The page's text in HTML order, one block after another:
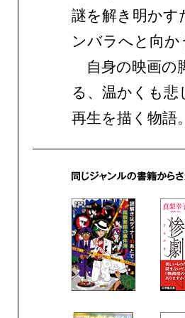
謎を解き明かす
ンバラへと向
自身の映画の
る、温かくも悲
再生を描く物語。